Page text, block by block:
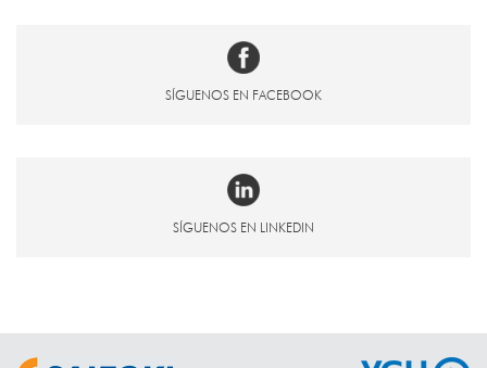
SÍGUENOS EN FACEBOOK
SÍGUENOS EN LINKEDIN